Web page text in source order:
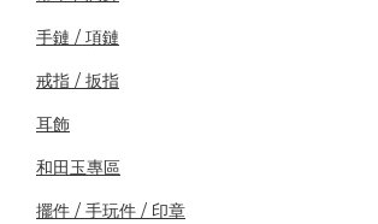
手鏈 / 項鏈
戒指 / 扳指
耳飾
和田玉專區
擺件 / 手玩件 / 印章